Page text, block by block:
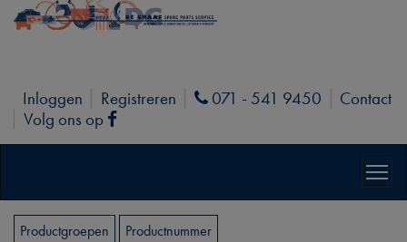
Inloggen Registreren Phone
071 - 541 9450
Contact
Volg ons op
Facebook
Productgroepen Productnummer